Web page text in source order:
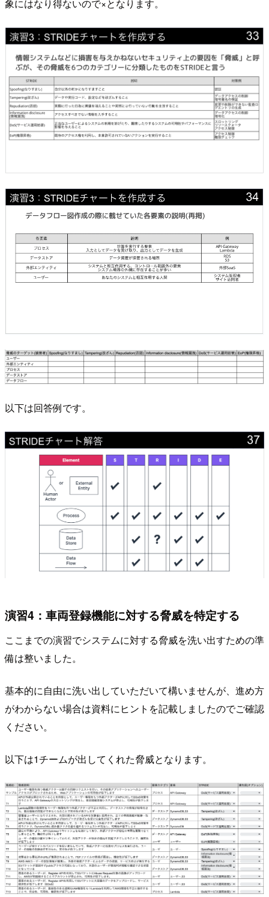
象にはなり得ないので×となります。
以下は回答例です。
演習4：車両登録機能に対する脅威を特定する
ここまでの演習でシステムに対する脅威を洗い出すための準
備は整いました。
基本的に自由に洗い出していただいて構いませんが、進め方
がわからない場合は資料にヒントを記載しましたのでご確認
ください。
以下は1チームが出してくれた脅威となります。